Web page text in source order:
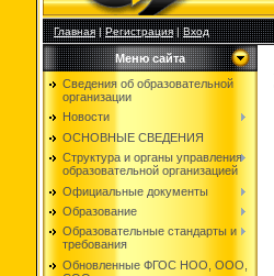
Главная|Регистрация|Вход
Меню сайта
Сведения об образовательной
организации
Новости
ОСНОВНЫЕ СВЕДЕНИЯ
Структура и органы управления
образовательной организацией
Официальные документы
Образование
Образовательные стандарты и
требования
Обновленные ФГОС НОО, ООО,